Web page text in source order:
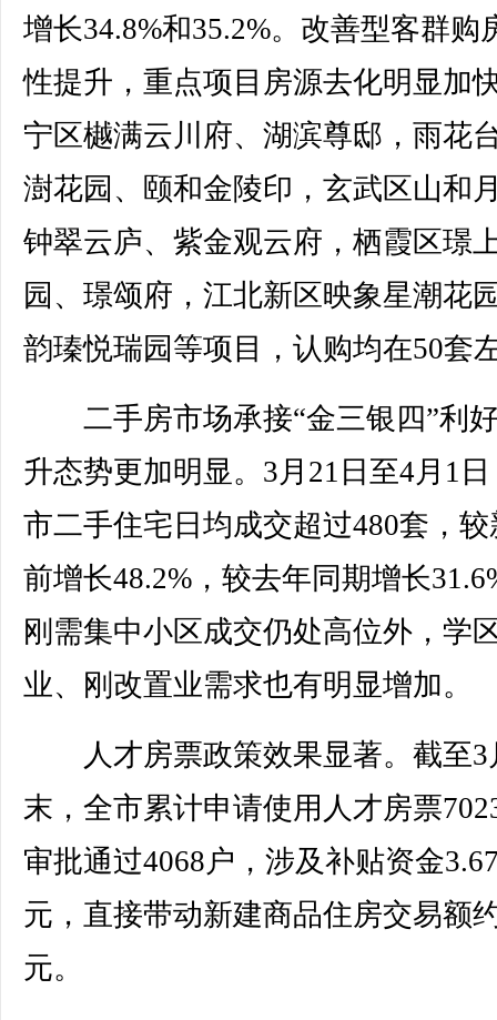
增长34.8%和35.2%。改善型客群购
性提升，重点项目房源去化明显加
宁区樾满云川府、湖滨尊邸，雨花
澍花园、颐和金陵印，玄武区山和
钟翠云庐、紫金观云府，栖霞区璟
园、璟颂府，江北新区映象星潮花
韵瑧悦瑞园等项目，认购均在50套
二手房市场承接“金三银四”利
升态势更加明显。3月21日至4月1
市二手住宅日均成交超过480套，较
前增长48.2%，较去年同期增长
刚需集中小区成交仍处高位外，学
业、刚改置业需求也有明显增加。
人才房票政策效果显著。截至3
末，全市累计申请使用人才房票
审批通过4068户，涉及补贴资金
元，直接带动新建商品住房交易额
元。